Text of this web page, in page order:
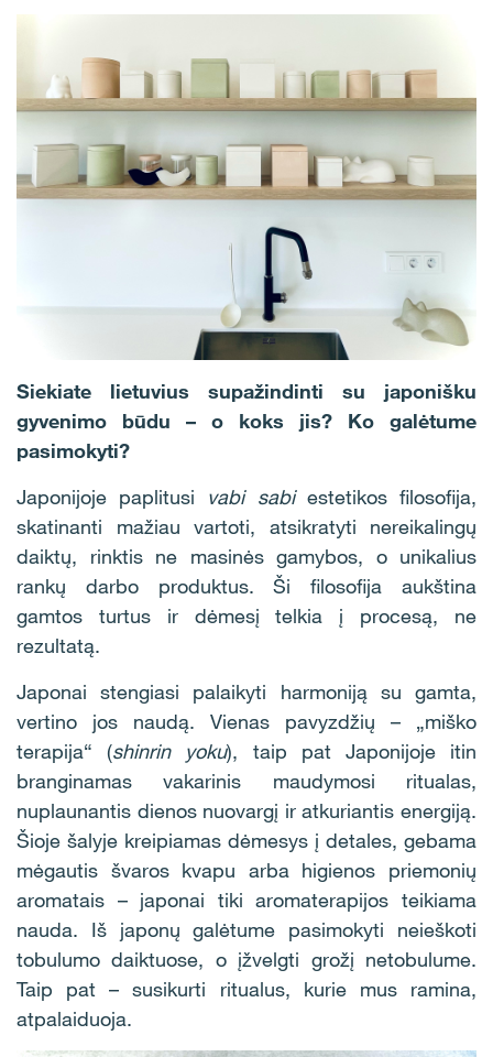
Siekiate lietuvius supažindinti su japonišku
gyvenimo būdu – o koks jis? Ko galėtume
pasimokyti?
Japonijoje paplitusi vabi sabi estetikos filosofija,
skatinanti mažiau vartoti, atsikratyti nereikalingų
daiktų, rinktis ne masinės gamybos, o unikalius
rankų darbo produktus. Ši filosofija aukština
gamtos turtus ir dėmesį telkia į procesą, ne
rezultatą.
Japonai stengiasi palaikyti harmoniją su gamta,
vertino jos naudą. Vienas pavyzdžių – „miško
terapija“ (shinrin yoku), taip pat Japonijoje itin
branginamas vakarinis maudymosi ritualas,
nuplaunantis dienos nuovargį ir atkuriantis energiją.
Šioje šalyje kreipiamas dėmesys į detales, gebama
mėgautis švaros kvapu arba higienos priemonių
aromatais – japonai tiki aromaterapijos teikiama
nauda. Iš japonų galėtume pasimokyti neieškoti
tobulumo daiktuose, o įžvelgti grožį netobulume.
Taip pat – susikurti ritualus, kurie mus ramina,
atpalaiduoja.